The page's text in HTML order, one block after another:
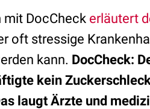
mit DocCheck erläutert
oft stressige
kann. DocCheck:
kein
laugt Ärzte und